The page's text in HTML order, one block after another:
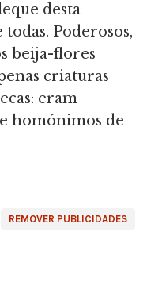
desta
Poderosos,
beija-flores
criaturas
eram
homónimos de
REMOVER PUBLICIDADES